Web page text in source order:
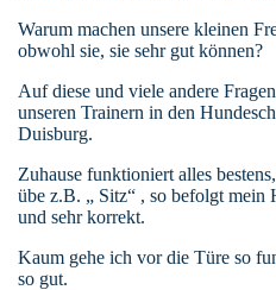
Warum machen unsere kleinen
obwohl sie, sie sehr gut können?
Auf diese und viele andere
unseren Trainern in den
Duisburg.
Zuhause funktioniert alles
übe z.B. „ Sitz“ , so befolgt mein
und sehr korrekt.
Kaum gehe ich vor die Türe so
so gut.